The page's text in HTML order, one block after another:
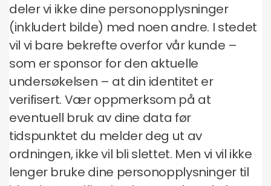
deler vi ikke dine personopplysninger
(inkludert bilde) med noen andre. I stedet
vil vi bare bekrefte overfor vår kunde –
som er sponsor for den aktuelle
undersøkelsen – at din identitet er
verifisert. Vær oppmerksom på at
eventuell bruk av dine data før
tidspunktet du melder deg ut av
ordningen, ikke vil bli slettet. Men vi vil ikke
lenger bruke dine personopplysninger til